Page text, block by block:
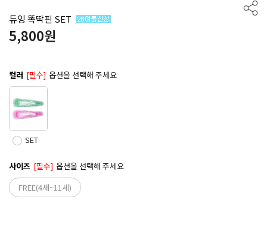
듀잉 똑딱핀 SET
5,800원
컬러 [필수] 옵션을 선택해 주세요
SET
사이즈 [필수] 옵션을 선택해 주세요
FREE(4세~11세)